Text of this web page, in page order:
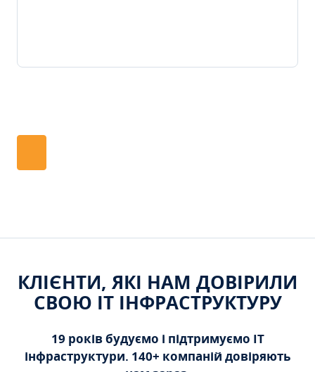
КЛІЄНТИ, ЯКІ НАМ ДОВІРИЛИ
СВОЮ ІТ ІНФРАСТРУКТУРУ
19 років будуємо і підтримуємо ІТ
інфраструктури. 140+ компаній довіряють